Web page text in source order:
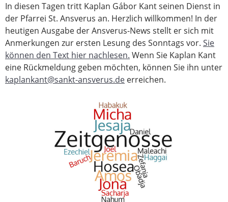
In diesen Tagen tritt Kaplan Gábor Kant seinen Dienst in
der Pfarrei St. Ansverus an. Herzlich willkommen! In der
heutigen Ausgabe der Ansverus-News stellt er sich mit
Anmerkungen zur ersten Lesung des Sonntags vor. Sie
können den Text hier nachlesen. Wenn Sie Kaplan Kant
eine Rückmeldung geben möchten, können Sie ihn unter
kaplankant@sankt-ansverus.de erreichen.